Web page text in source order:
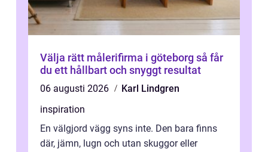
Välja rätt målerifirma i göteborg så får
du ett hållbart och snyggt resultat
06 augusti 2026
Karl Lindgren
inspiration
En välgjord vägg syns inte. Den bara finns
där, jämn, lugn och utan skuggor eller